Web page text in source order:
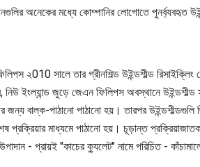
অনেকের মধ্যে কোম্পানির লোগোতে পুনর্ব্যবহৃত
২010 সালে তার গ্রীনশিল্ড উইন্ডশীল্ড
নিউ ইংল্যান্ড জুড়ে জেএন ফিলিপস অবস্থানে
জন্য বাল্ক-পাঠানো পাঠানো হয়। তারপর
প্রক্রিয়ার মাধ্যমে পাঠানো হয়। চূড়ান্ত
- প্রায়ই "কাচের ক্যুলেট" নামে পরিচিত -